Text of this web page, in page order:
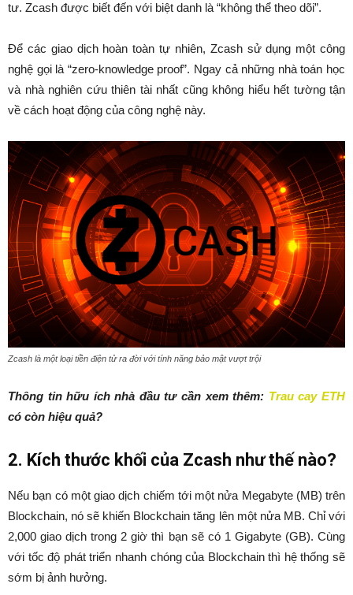
tư. Zcash được biết đến với biệt danh là “không thể theo dõi”.
Để các giao dịch hoàn toàn tự nhiên, Zcash sử dụng một công
nghệ gọi là “zero-knowledge proof”. Ngay cả những nhà toán học
và nhà nghiên cứu thiên tài nhất cũng không hiểu hết tường tận
về cách hoạt động của công nghệ này.
Zcash là một loại tiền điện tử ra đời với tính năng bảo mật vượt trội
Thông tin hữu ích nhà đầu tư cần xem thêm: Trau cay ETH
có còn hiệu quả?
2. Kích thước khối của Zcash như thế nào?
Nếu bạn có một giao dịch chiếm tới một nửa Megabyte (MB) trên
Blockchain, nó sẽ khiến Blockchain tăng lên một nửa MB. Chỉ với
2,000 giao dịch trong 2 giờ thì bạn sẽ có 1 Gigabyte (GB). Cùng
với tốc độ phát triển nhanh chóng của Blockchain thì hệ thống sẽ
sớm bị ảnh hưởng.